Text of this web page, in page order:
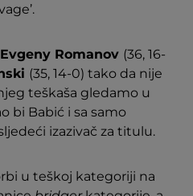
Evgeny Romanov (36, 16-
(35, 14-0) tako da nije
teškaša gledamo u
bi Babić i sa samo
izazivač za titulu.
u teškoj kategoriji na